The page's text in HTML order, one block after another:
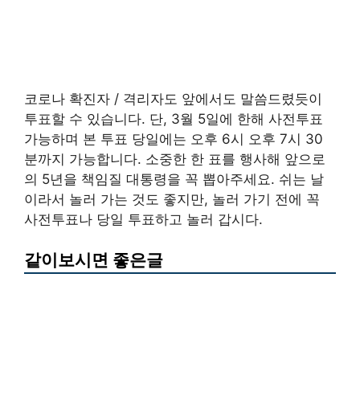
코로나 확진자 / 격리자도 앞에서도 말씀드렸듯이
투표할 수 있습니다. 단, 3월 5일에 한해 사전투표
가능하며 본 투표 당일에는 오후 6시 오후 7시 30
분까지 가능합니다. 소중한 한 표를 행사해 앞으로
의 5년을 책임질 대통령을 꼭 뽑아주세요. 쉬는 날
이라서 놀러 가는 것도 좋지만, 놀러 가기 전에 꼭
사전투표나 당일 투표하고 놀러 갑시다.
같이보시면 좋은글